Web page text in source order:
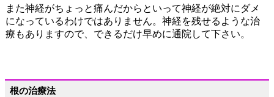
また神経がちょっと痛んだからといって神経が絶対にダメ
になっているわけではありません。神経を残せるような治
療もありますので、できるだけ早めに通院して下さい。
根の治療法